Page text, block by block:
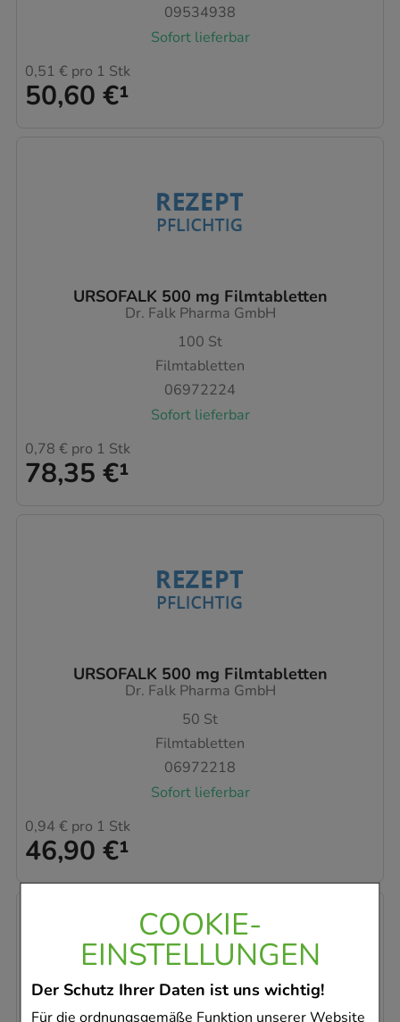
COOKIE-
EINSTELLUNGEN
Der Schutz Ihrer Daten ist uns wichtig!
Für die ordnungsgemäße Funktion unserer Website
09534938
Sofort lieferbar
50,60 €¹
0,51 € pro 1 Stk
URSOFALK 500 mg Filmtabletten
Dr. Falk Pharma GmbH
100 St
Filmtabletten
06972224
Sofort lieferbar
78,35 €¹
0,78 € pro 1 Stk
URSOFALK 500 mg Filmtabletten
Dr. Falk Pharma GmbH
50 St
Filmtabletten
06972218
Sofort lieferbar
46,90 €¹
0,94 € pro 1 Stk